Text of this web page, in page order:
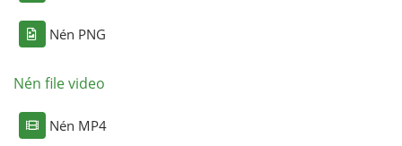
Nén PNG
Nén file video
Nén MP4